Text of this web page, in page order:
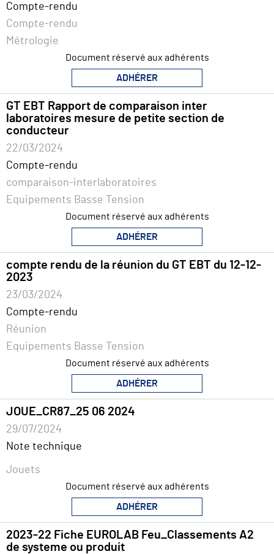
Compte-rendu
Compte-rendu
Métrologie
Document réservé aux adhérents
ADHÉRER
GT EBT Rapport de comparaison inter
laboratoires mesure de petite section de
conducteur
22/03/2024
Compte-rendu
comparaison-interlaboratoires
Equipements Basse Tension
Document réservé aux adhérents
ADHÉRER
compte rendu de la réunion du GT EBT du 12-12-
2023
23/03/2024
Compte-rendu
Réunion
Equipements Basse Tension
Document réservé aux adhérents
ADHÉRER
JOUE_CR87_25 06 2024
29/07/2024
Note technique
Jouets
Document réservé aux adhérents
ADHÉRER
2023-22 Fiche EUROLAB Feu_Classements A2
de systeme ou produit